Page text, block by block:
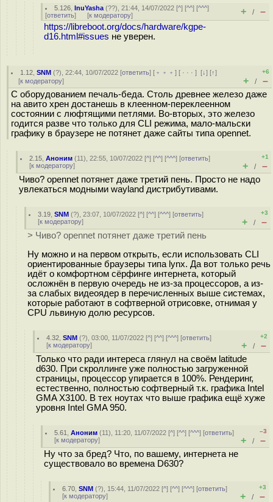
5.126 ,InuYasha (??), 21:44, 14/07/2022 [^] [^^] [^^^]
[ответить] [к модератору] + / –
https://libreboot.org/docs/hardware/kgpe-
d16.html#issues не уверен.
1.12 ,SNM (?), 22:44, 10/07/2022 [ответить] [ ﹢﹢﹢] [ · · ·][↓] [↑]
[к модератору]
+6
+ / –
С оборудованием печаль-беда. Столь древнее железо даже
на авито хрен достанешь в клеенном-переклеенном
состоянии с люфтящими петлями. Во-вторых, это железо
годится разве что только для CLI режима, мало-мальски
графику в браузере не потянет даже сайты типа opennet.
2.15 ,Аноним (11), 22:55, 10/07/2022 [^] [^^] [^^^] [ответить]
[к модератору]
+1
+ / –
Чиво? opennet потянет даже третий пень. Просто не надо
увлекаться модными wayland дистрибутивами.
3.19 ,SNM (?), 23:07, 10/07/2022 [^] [^^] [^^^] [ответить]
[к модератору]
+3
+ / –
> Чиво? opennet потянет даже третий пень
Ну можно и на первом открыть, если использовать CLI
ориентированные браузеры типа lynx. Да вот только речь
идёт о комфортном сёрфинге интернета, который
осложнён в первую очередь не из-за процессоров, а из-
за слабых видеоядер в перечисленных выше системах,
которые работают в софтверной отрисовке, отнимая у
CPU львиную долю ресурсов.
4.32 ,SNM (?), 03:00, 11/07/2022 [^] [^^] [^^^] [ответить]
[к модератору]
+2
+ / –
Только что ради интереса глянул на своём latitude
d630. При скроллинге уже полностью загруженной
страницы, процессор упирается в 100%. Рендеринг,
естественно, полностью софтверный т.к. графика Intel
GMA X3100. В тех ноутах что выше графика ещё хуже
уровня Intel GMA 950.
5.61 ,Аноним (11), 11:20, 11/07/2022 [^] [^^] [^^^] [ответить]
[к модератору]
–3
+ / –
Ну что за бред? Что, по вашему, интернета не
существовало во времена D630?
6.70 ,SNM (?), 15:44, 11/07/2022 [^] [^^] [^^^] [ответить]
[к модератору]
+3
+ / –